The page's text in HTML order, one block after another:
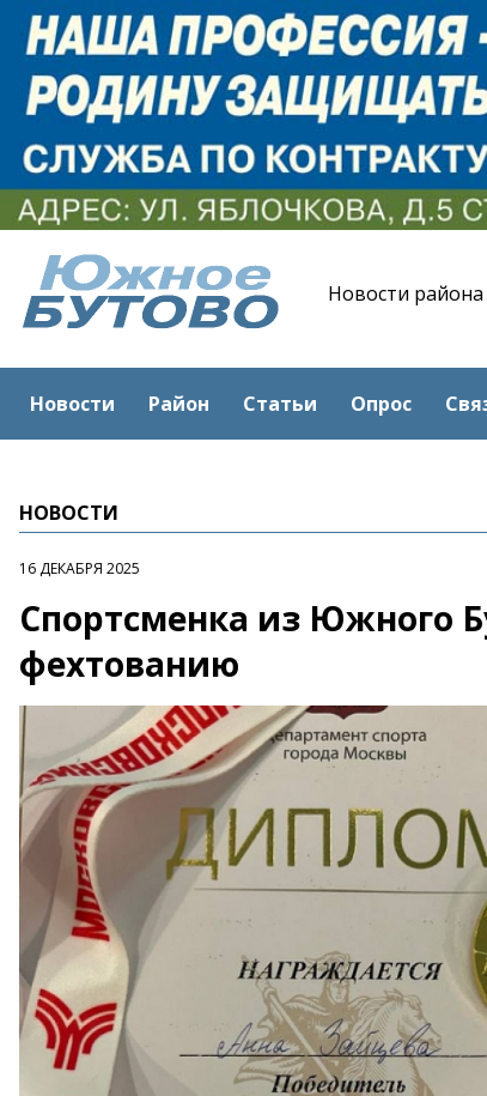
Новости
Новости Район Статьи Опрос
НОВОСТИ
16 ДЕКАБРЯ 2025
Спортсменка из Южного
фехтованию